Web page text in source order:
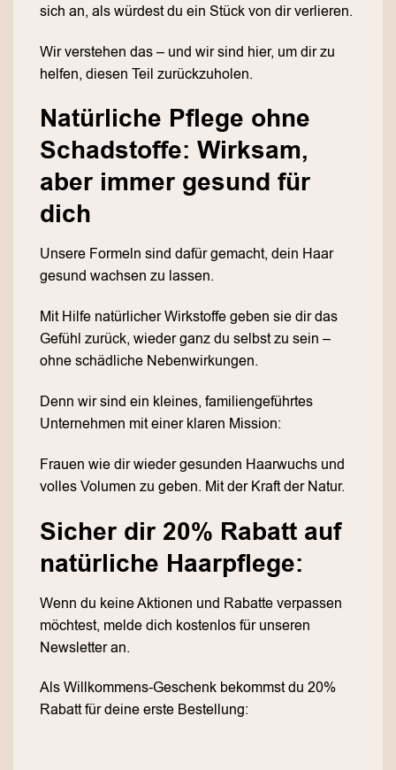
sich an, als würdest du ein Stück von dir verlieren.
Wir verstehen das – und wir sind hier, um dir zu
helfen, diesen Teil zurückzuholen.
Natürliche Pflege ohne
Schadstoffe: Wirksam,
aber immer gesund für
dich
Unsere Formeln sind dafür gemacht, dein Haar
gesund wachsen zu lassen.
Mit Hilfe natürlicher Wirkstoffe geben sie dir das
Gefühl zurück, wieder ganz du selbst zu sein –
ohne schädliche Nebenwirkungen.
Denn wir sind ein kleines, familiengeführtes
Unternehmen mit einer klaren Mission:
Frauen wie dir wieder gesunden Haarwuchs und
volles Volumen zu geben. Mit der Kraft der Natur.
Sicher dir 20% Rabatt auf
natürliche Haarpflege:
Wenn du keine Aktionen und Rabatte verpassen
möchtest, melde dich kostenlos für unseren
Newsletter an.
Als Willkommens-Geschenk bekommst du 20%
Rabatt für deine erste Bestellung: